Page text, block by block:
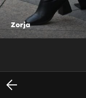
Zorja